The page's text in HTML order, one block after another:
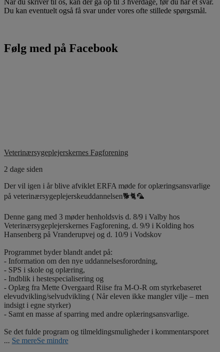
Du kan eventuelt også få svar under vores ofte stillede spørgsmål.
Følg med på Facebook
Veterinærsygeplejerskernes Fagforening
2 dage siden
Der vil igen i år blive afviklet ERFA møde for oplæringsansvarlige
på veterinærsygeplejerskeuddannelsen🐕🐈🦜
Denne gang med 3 møder henholdsvis d. 8/9 i Valby hos
Veterinærsygeplejerskernes Fagforening, d. 9/9 i Kolding hos
Hansenberg på Vranderupvej og d. 10/9 i Vodskov
Programmet byder blandt andet på:
- Information om den nye uddannelsesforordning,
- SPS i skole og oplæring,
- Indblik i hestespecialisering og
- Oplæg fra Mette Overgaard Riise fra M-O-R om styrkebaseret
elevudvikling/selvudvikling ( Når eleven ikke mangler vilje – men
indsigt i egne styrker)
- Samt en masse af sparring med andre oplæringsansvarlige.
Se det fulde program og tilmeldingsmuligheder i kommentarsporet
... Se mereSe mindre